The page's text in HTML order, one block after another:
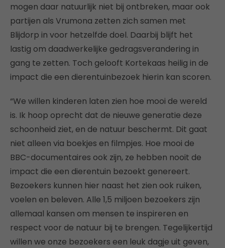
mogen daar natuurlijk niet bij ontbreken, maar ook
partijen als Vrumona zetten zich samen met
Blijdorp in voor hetzelfde doel. Daarbij blijft het
lastig om daadwerkelijke gedragsverandering in
gang te zetten. Toch gelooft Kortekaas heilig in de
impact die een dierentuinbezoek hierin kan scoren.
“We willen kinderen laten zien hoe mooi de wereld
is. Ik hoop oprecht dat de nieuwe generatie deze
schoonheid ziet, en de natuur beschermt. Dit gaat
niet alleen via boekjes en filmpjes. Hoe mooi de
BBC-documentaires ook zijn, ze hebben nooit de
impact die een dierentuin bezoekt genereert.
Bezoekers kunnen hier naast het zien ook ruiken,
voelen en beleven. Alle 1,5 miljoen bezoekers zijn
allemaal kansen om mensen te inspireren en
respect voor de natuur bij te brengen. Tegelijkertijd
willen we onze bezoekers een leuk dagje uit geven,